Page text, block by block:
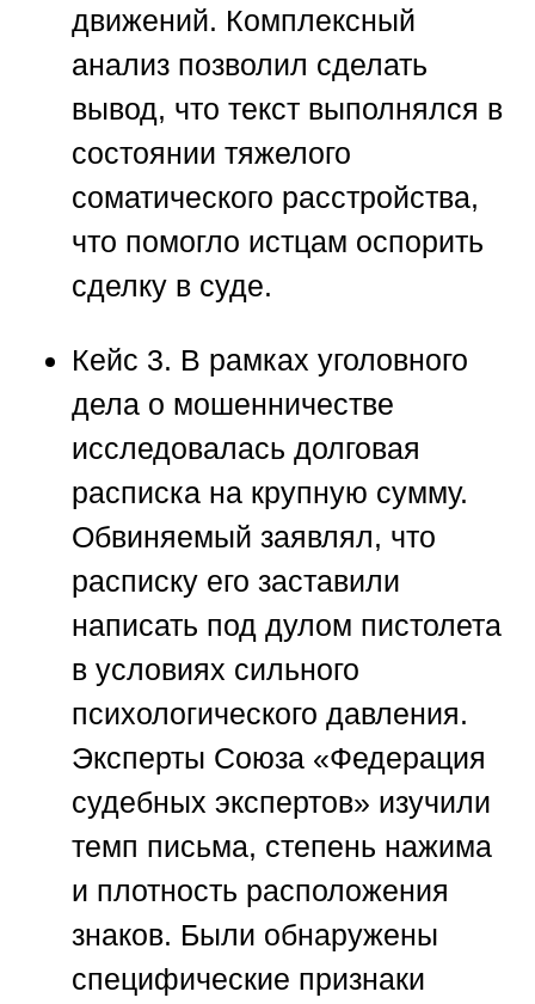
движений. Комплексный
анализ позволил сделать
вывод, что текст выполнялся в
состоянии тяжелого
соматического расстройства,
что помогло истцам оспорить
сделку в суде.
Кейс 3. В рамках уголовного
дела о мошенничестве
исследовалась долговая
расписка на крупную сумму.
Обвиняемый заявлял, что
расписку его заставили
написать под дулом пистолета
в условиях сильного
психологического давления.
Эксперты Союза «Федерация
судебных экспертов» изучили
темп письма, степень нажима
и плотность расположения
знаков. Были обнаружены
специфические признаки